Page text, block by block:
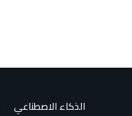
الذكاء الاصطناعي